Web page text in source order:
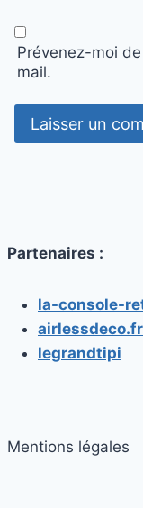
Prévenez-moi
mail.
Partenaires :
la-console-
airlessdeco.fr
legrandtipi
Mentions légales